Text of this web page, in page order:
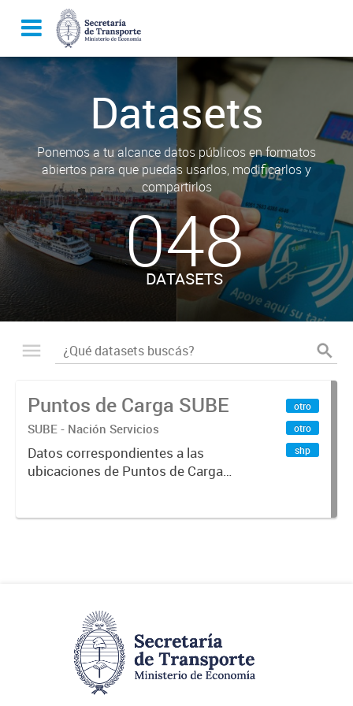
Datasets
Ponemos a tu alcance datos públicos en formatos
abiertos para que puedas usarlos, modificarlos y
compartirlos
048
DATASETS
Puntos de Carga SUBE
SUBE - Nación Servicios
Datos correspondientes a las
ubicaciones de Puntos de Carga
otro
otro
shp